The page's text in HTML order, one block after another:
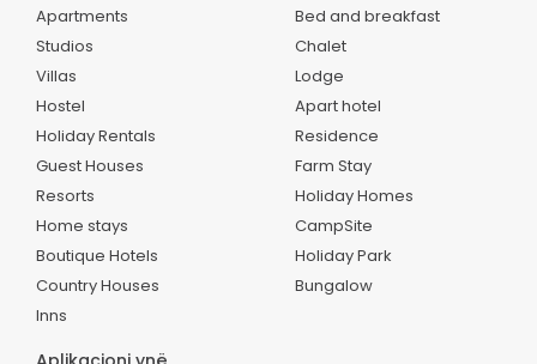
Apartments
Studios
Villas
Hostel
Holiday Rentals
Guest Houses
Resorts
Home stays
Boutique Hotels
Country Houses
Inns
Bed and breakfast
Chalet
Lodge
Apart hotel
Residence
Farm Stay
Holiday Homes
CampSite
Holiday Park
Bungalow